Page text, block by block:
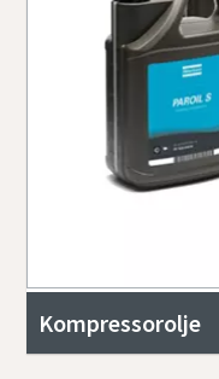
Kompressorolje